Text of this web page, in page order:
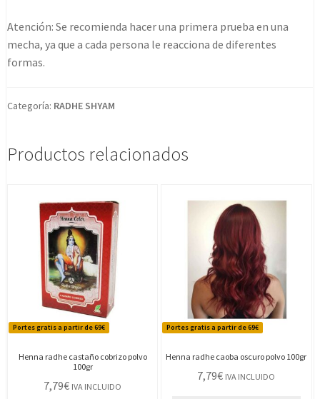
Atención: Se recomienda hacer una primera prueba en una
mecha, ya que a cada persona le reacciona de diferentes
formas.
Categoría: RADHE SHYAM
Productos relacionados
Portes gratis a partir de 69€
Henna radhe castaño cobrizo polvo
100gr
7,79€ IVA INCLUIDO
Portes gratis a partir de 69€
Henna radhe caoba oscuro polvo 100gr
7,79€ IVA INCLUIDO